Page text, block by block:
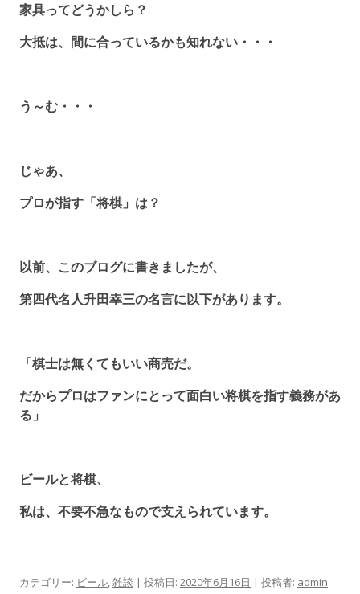
家具ってどうかしら？
大抵は、間に合っているかも知れない・・・
う～む・・・
じゃあ、
プロが指す「将棋」は？
以前、このブログに書きましたが、
第四代名人升田幸三の名言に以下があります。
「棋士は無くてもいい商売だ。
だからプロはファンにとって面白い将棋を指す義務があ
る」
ビールと将棋、
私は、不要不急なもので支えられています。
カテゴリー: ビール,雑談 | 投稿日: 2020年6月16日 | 投稿者: admin